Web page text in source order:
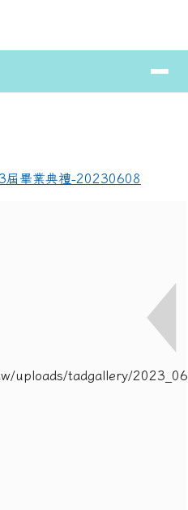
⏸
屆畢業典禮-20230608